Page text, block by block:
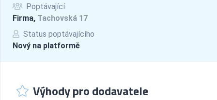
Poptávající
Firma, Tachovská 17
Status poptávajícího
Nový na platformě
Výhody pro dodavatele